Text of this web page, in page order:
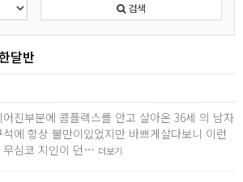
검색
달반
진부분에 콤플렉스를 안고 살아온 36세 의 남자
에 항상 불만이있었지만 바쁘게살다보니 이런
무심코 지인이 던… 더보기